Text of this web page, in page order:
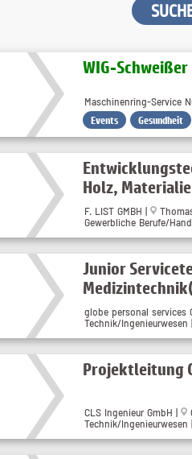
WIG-
Maschinenring-Service
Events Gesundheit
Holz,
F. LIST GMBH |
Gewerbliche Berufe/
Junior
globe personal services
Technik/Ingenieurwesen
Projektleitung
CLS Ingenieur GmbH |
Technik/Ingenieurwesen